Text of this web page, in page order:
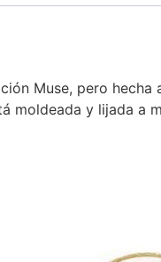
Muse, pero hecha
moldeada y lijada a